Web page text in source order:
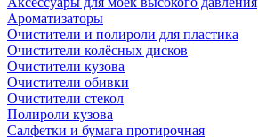
Ароматизаторы
Очистители и полироли для пластика
Очистители колёсных дисков
Очистители кузова
Очистители обивки
Очистители стекол
Полироли кузова
Салфетки и бумага протирочная